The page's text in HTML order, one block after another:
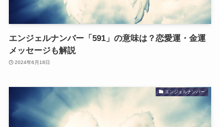
エンジェルナンバー「591」の意味は？恋愛運・金運
メッセージも解説
2024年6月18日
エンジェルナンバー